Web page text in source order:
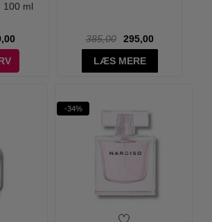
100 ml
385,00
295,00
LÆS MERE
-34%